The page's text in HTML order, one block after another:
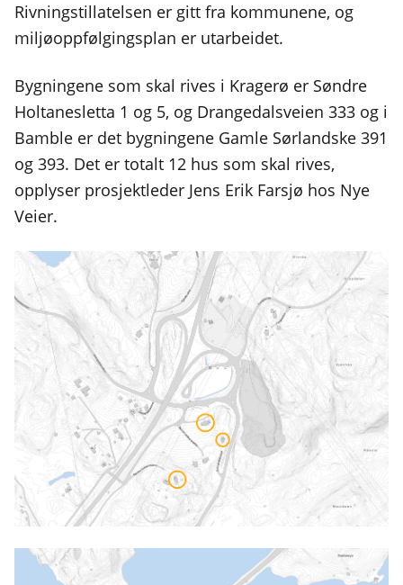
Rivningstillatelsen er gitt fra kommunene, og
miljøoppfølgingsplan er utarbeidet.
Bygningene som skal rives i Kragerø er Søndre
Holtanesletta 1 og 5, og Drangedalsveien 333 og i
Bamble er det bygningene Gamle Sørlandske 391
og 393. Det er totalt 12 hus som skal rives,
opplyser prosjektleder Jens Erik Farsjø hos Nye
Veier.